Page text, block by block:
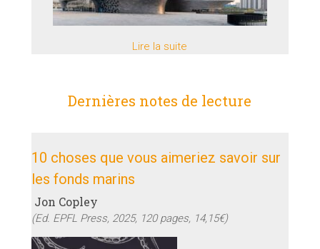
Lire la suite
Dernières notes de lecture
10 choses que vous aimeriez savoir sur
les fonds marins
Jon Copley
(Ed. EPFL Press, 2025, 120 pages, 14,15€)